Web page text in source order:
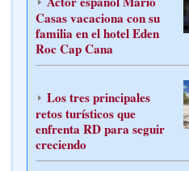
Casas vacaciona con su
familia en el hotel Eden
Roc Cap Cana
Los tres principales
retos turísticos que
enfrenta RD para seguir
creciendo